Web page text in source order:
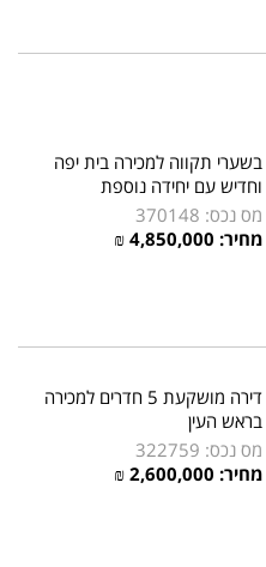
בשערי תקווה למכירה בית יפה
וחדיש עם יחידה נוספת
מס נכס: 370148
מחיר: 4,850,000 ₪
דירה מושקעת 5 חדרים למכירה
בראש העין
מס נכס: 322759
מחיר: 2,600,000 ₪